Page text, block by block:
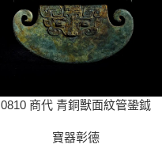
0810 商代 青銅獸面紋管銎鉞
寶器彰德